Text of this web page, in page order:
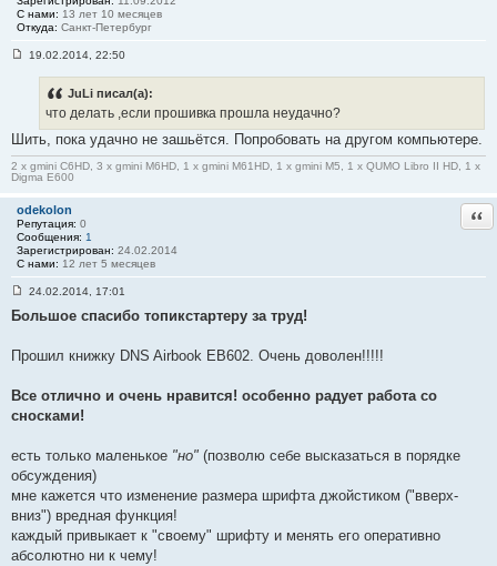
1
С нами: 13 лет 10 месяцев
Откуда: Санкт-Петербург
н
и
е
#
3
2
19.02.2014, 22:50
JuLi писал(а):
что делать ,если прошивка прошла неудачно?
Шить, пока удачно не зашьётся. Попробовать на другом компьютере.
2 x gmini C6HD, 3 x gmini M6HD, 1 x gmini M61HD, 1 x gmini M5, 1 x QUMO Libro II HD, 1 x
Digma E600
odekolon
Репутация: 0
Сообщения: 1
Зарегистрирован: 24.02.2014
С нами: 12 лет 5 месяцев
о
щ
и
#
24.02.2014, 17:01
Большое спасибо топикстартеру за труд!
Прошил книжку DNS Airbook EB602. Очень доволен!!!!!
Все отлично и очень нравится! особенно радует работа со
сносками!
есть только маленькое "но" (позволю себе высказаться в порядке
обсуждения)
мне кажется что изменение размера шрифта джойстиком ("вверх-
вниз") вредная функция!
каждый привыкает к "своему" шрифту и менять его оперативно
абсолютно ни к чему!